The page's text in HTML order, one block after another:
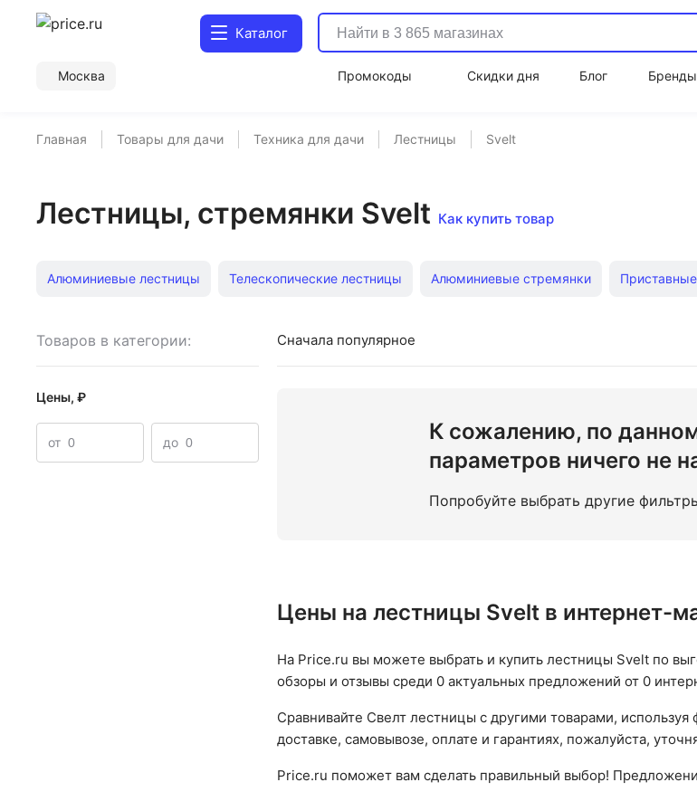
Каталог
Москва
Промокоды Скидки дня Блог Бренды
Главная Товары для дачи Техника для дачи Лестницы Svelt
Лестницы, стремянки Svelt Как купить товар
Алюминиевые лестницы Телескопические лестницы Алюминиевые стремянки
Лестницы трехсекционные Складные стремянки Лестницы стальные Деревянные
Лестницы и стремянки
Товаров в категории:
Цены, ₽
от до
Сначала популярное
К сожалению, по
параметров ничего не
Попробуйте выбрать другие
Цены на лестницы Svelt в интернет-
На Price.ru вы можете выбрать и купить лестницы Svelt по
обзоры и отзывы среди 0 актуальных предложений от 0
Сравнивайте Свелт лестницы с другими товарами,
доставке, самовывозе, оплате и гарантиях, пожалуйста,
Price.ru поможет вам сделать правильный выбор!